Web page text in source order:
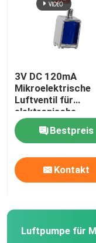
3V DC 120mA
Mikroelektrische
Luftventil für
elektronische
Bestpreis
Kontakt
Luftpumpe für